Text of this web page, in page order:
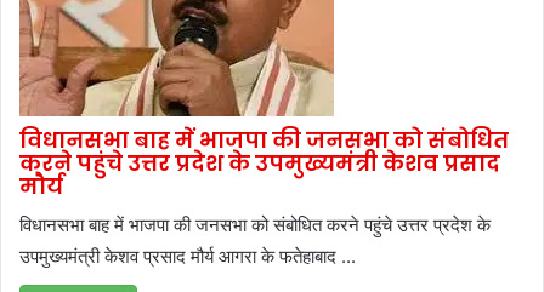
विधानसभा बाह में भाजपा की जनसभा को संबोधित
करने पहुंचे उत्तर प्रदेश के उपमुख्यमंत्री केशव प्रसाद
मौर्य
विधानसभा बाह में भाजपा की जनसभा को संबोधित करने पहुंचे उत्तर प्रदेश के
उपमुख्यमंत्री केशव प्रसाद मौर्य आगरा के फतेहाबाद ...